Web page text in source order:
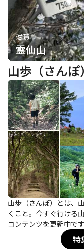
滋賀
霊仙山
山歩（さんぽ
山歩（さんぽ）とは、
くこと。今すぐ行ける
コンテンツを更新中です
特